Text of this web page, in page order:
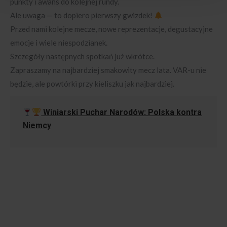
Ale uwaga — to dopiero pierwszy gwizdek!
Przed nami kolejne mecze, nowe reprezentacje, degustacyjne
emocje i wiele niespodzianek.
Szczegóły następnych spotkań już wkrótce.
Zapraszamy na najbardziej smakowity mecz lata. VAR-u nie
będzie, ale powtórki przy kieliszku jak najbardziej.
Winiarski Puchar Narodów: Polska kontra
Niemcy